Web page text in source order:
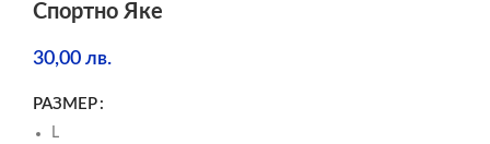
Спортно Яке
30,00 лв.
РАЗМЕР
L